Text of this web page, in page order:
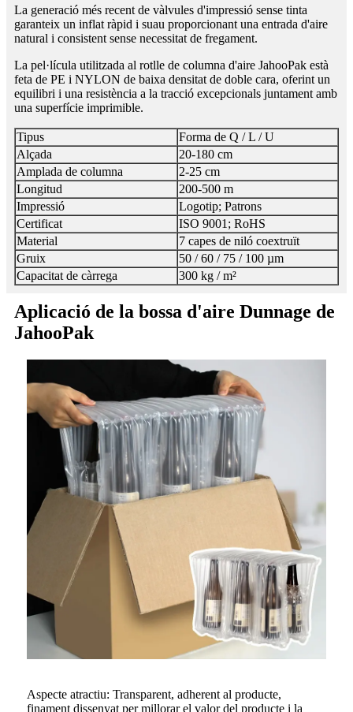
La generació més recent de vàlvules d'impressió sense tinta
garanteix un inflat ràpid i suau proporcionant una entrada d'aire
natural i consistent sense necessitat de fregament.
La pel·lícula utilitzada al rotlle de columna d'aire JahooPak està
feta de PE i NYLON de baixa densitat de doble cara, oferint un
equilibri i una resistència a la tracció excepcionals juntament amb
una superfície imprimible.
Tipus
Forma de Q / L / U
Alçada
20-180 cm
Amplada de columna
2-25 cm
Longitud
200-500 m
Impressió
Logotip; Patrons
Certificat
ISO 9001; RoHS
Material
7 capes de niló coextruït
Gruix
50 / 60 / 75 / 100 µm
Capacitat de càrrega
300 kg / m²
Aplicació de la bossa d'aire Dunnage de
JahooPak
Aspecte atractiu: Transparent, adherent al producte,
finament dissenyat per millorar el valor del producte i la